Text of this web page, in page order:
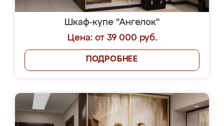
Шкаф-купе "Ангелок"
Цена: от 39 000 руб.
ПОДРОБНЕЕ